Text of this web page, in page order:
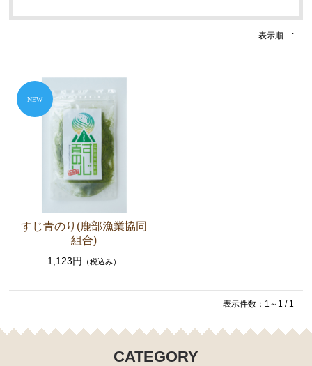
フロマージュ・フレ
雪
プチ・プレジール
フロマージュ・ブラン
セット商品
共働学舎の加工食品
農場産そば
共働学舎のトマトソース
ホエイジャム
肉加工製品(寧楽共働学舎製)
表示順 :
すじ青のり(鹿部漁業協同
組合)
1,123円 （税込み）
表示件数：1～1 / 1
CATEGORY